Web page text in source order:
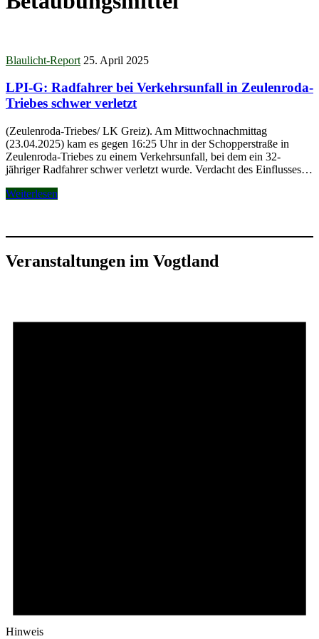
Blaulicht-Report 25. April 2025
LPI-G: Radfahrer bei Verkehrsunfall in Zeulenroda-
Triebes schwer verletzt
(Zeulenroda-Triebes/ LK Greiz). Am Mittwochnachmittag
(23.04.2025) kam es gegen 16:25 Uhr in der Schopperstraße in
Zeulenroda-Triebes zu einem Verkehrsunfall, bei dem ein 32-
jähriger Radfahrer schwer verletzt wurde. Verdacht des Einflusses…
Weiterlesen
Veranstaltungen im Vogtland
Hinweis